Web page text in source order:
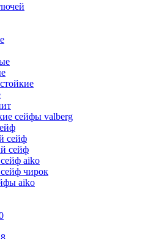
сейфы valberg
сейф
сейф
aiko
чирок
aiko